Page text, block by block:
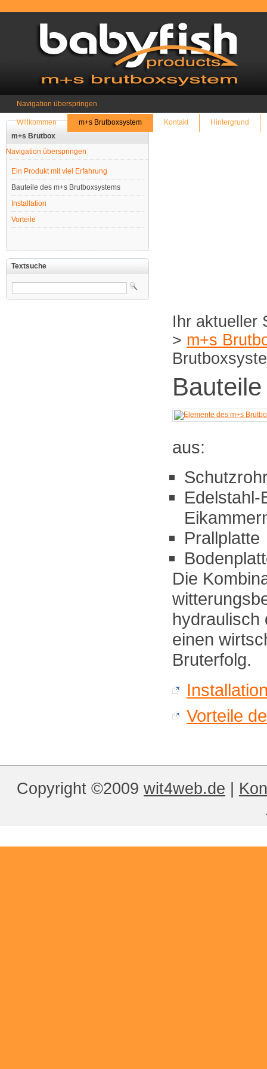
Navigation überspringen
Willkommen m+s Brutboxsystem Kontakt
Hintergrund
m+s Brutbox
Navigation überspringen
Ein Produkt mit viel Erfahrung
Bauteile des m+s Brutboxsystems
Installation
Vorteile
Textsuche
> m+s
aus:
Edelstahl-
Prallplatte
Die
hydraulisch
einen
Bruterfolg.
Vorteile
Copyright ©2009 wit4web.de